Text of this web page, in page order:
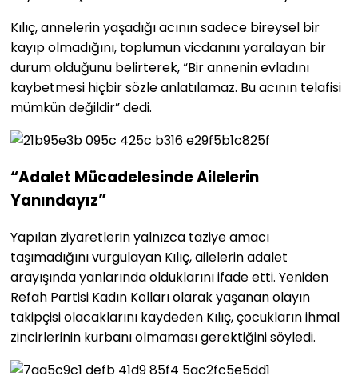
Kılıç, annelerin yaşadığı acının sadece bireysel bir
kayıp olmadığını, toplumun vicdanını yaralayan bir
durum olduğunu belirterek, “Bir annenin evladını
kaybetmesi hiçbir sözle anlatılamaz. Bu acının telafisi
mümkün değildir” dedi.
“Adalet Mücadelesinde Ailelerin
Yanındayız”
Yapılan ziyaretlerin yalnızca taziye amacı
taşımadığını vurgulayan Kılıç, ailelerin adalet
arayışında yanlarında olduklarını ifade etti. Yeniden
Refah Partisi Kadın Kolları olarak yaşanan olayın
takipçisi olacaklarını kaydeden Kılıç, çocukların ihmal
zincirlerinin kurbanı olmaması gerektiğini söyledi.